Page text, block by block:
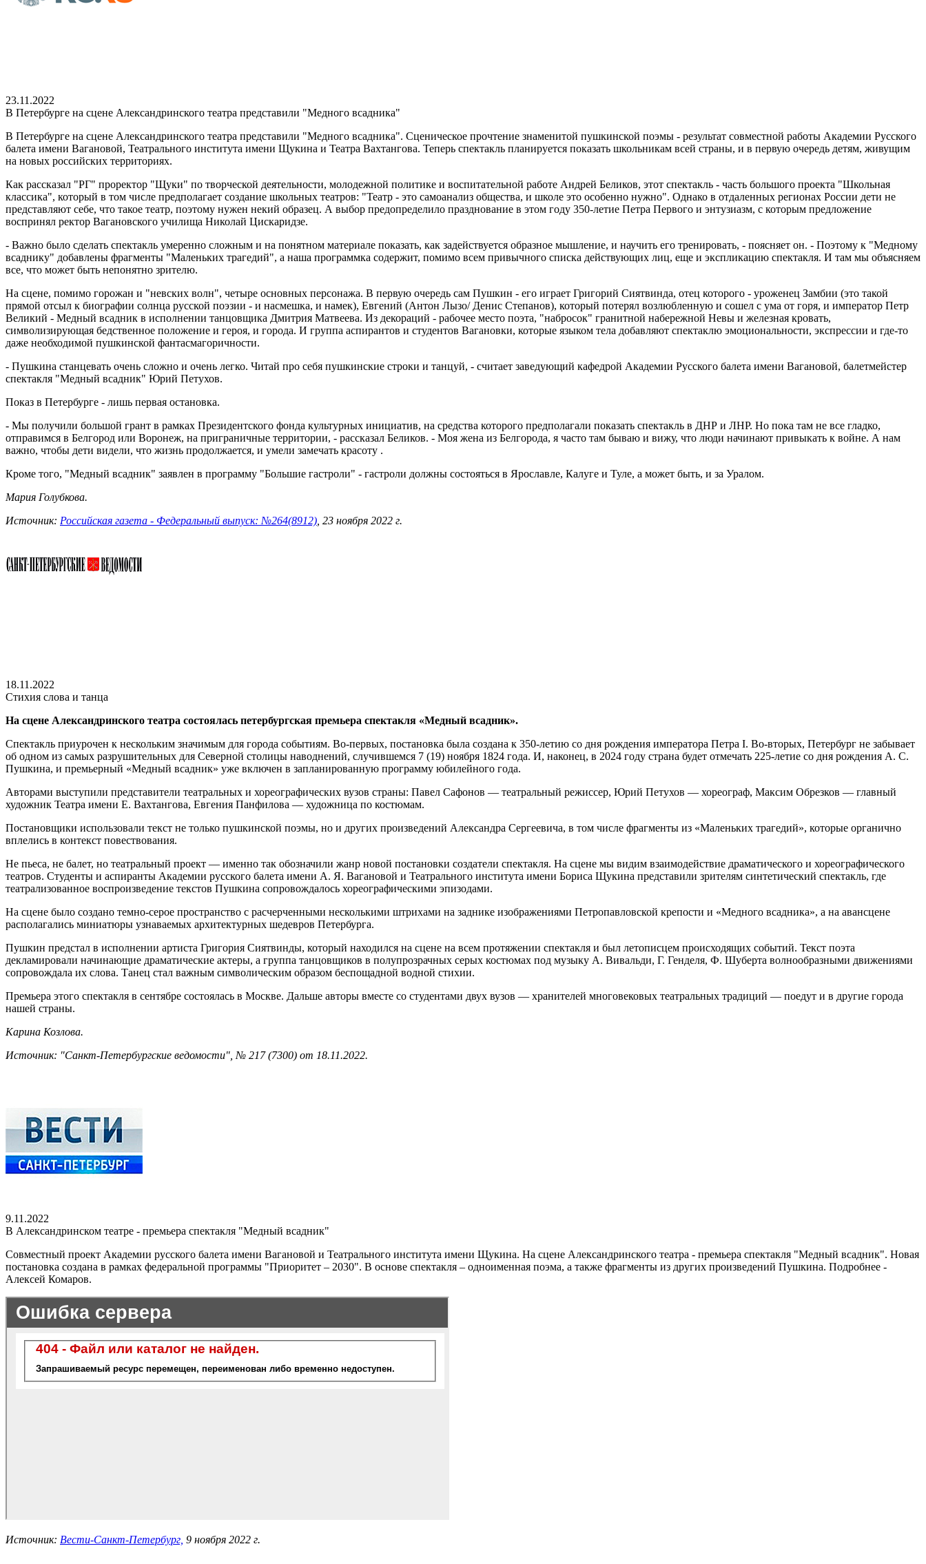
23.11.2022
В Петербурге на сцене Александринского театра представили "Медного всадника"
В Петербурге на сцене Александринского театра представили "Медного всадника". Сценическое прочтение знаменитой пушкинской поэмы - результат совместной работы Академии Русского
балета имени Вагановой, Театрального института имени Щукина и Театра Вахтангова. Теперь спектакль планируется показать школьникам всей страны, и в первую очередь детям, живущим
на новых российских территориях.
Как рассказал "РГ" проректор "Щуки" по творческой деятельности, молодежной политике и воспитательной работе Андрей Беликов, этот спектакль - часть большого проекта "Школьная
классика", который в том числе предполагает создание школьных театров: "Театр - это самоанализ общества, и школе это особенно нужно". Однако в отдаленных регионах России дети не
представляют себе, что такое театр, поэтому нужен некий образец. А выбор предопределило празднование в этом году 350-летие Петра Первого и энтузиазм, с которым предложение
воспринял ректор Вагановского училища Николай Цискаридзе.
- Важно было сделать спектакль умеренно сложным и на понятном материале показать, как задействуется образное мышление, и научить его тренировать, - поясняет он. - Поэтому к "Медному
всаднику" добавлены фрагменты "Маленьких трагедий", а наша программка содержит, помимо всем привычного списка действующих лиц, еще и экспликацию спектакля. И там мы объясняем
все, что может быть непонятно зрителю.
На сцене, помимо горожан и "невских волн", четыре основных персонажа. В первую очередь сам Пушкин - его играет Григорий Сиятвинда, отец которого - уроженец Замбии (это такой
прямой отсыл к биографии солнца русской поэзии - и насмешка, и намек), Евгений (Антон Лызо/ Денис Степанов), который потерял возлюбленную и сошел с ума от горя, и император Петр
Великий - Медный всадник в исполнении танцовщика Дмитрия Матвеева. Из декораций - рабочее место поэта, "набросок" гранитной набережной Невы и железная кровать,
символизирующая бедственное положение и героя, и города. И группа аспирантов и студентов Вагановки, которые языком тела добавляют спектаклю эмоциональности, экспрессии и где-то
даже необходимой пушкинской фантасмагоричности.
- Пушкина станцевать очень сложно и очень легко. Читай про себя пушкинские строки и танцуй, - считает заведующий кафедрой Академии Русского балета имени Вагановой, балетмейстер
спектакля "Медный всадник" Юрий Петухов.
Показ в Петербурге - лишь первая остановка.
- Мы получили большой грант в рамках Президентского фонда культурных инициатив, на средства которого предполагали показать спектакль в ДНР и ЛНР. Но пока там не все гладко,
отправимся в Белгород или Воронеж, на приграничные территории, - рассказал Беликов. - Моя жена из Белгорода, я часто там бываю и вижу, что люди начинают привыкать к войне. А нам
важно, чтобы дети видели, что жизнь продолжается, и умели замечать красоту .
Кроме того, "Медный всадник" заявлен в программу "Большие гастроли" - гастроли должны состояться в Ярославле, Калуге и Туле, а может быть, и за Уралом.
Мария Голубкова.
Источник: Российская газета - Федеральный выпуск: №264(8912) , 23 ноября 2022 г.
18.11.2022
Стихия слова и танца
На сцене Александринского театра состоялась петербургская премьера спектакля «Медный всадник».
Спектакль приурочен к нескольким значимым для города событиям. Во-первых, постановка была создана к 350‑летию со дня рождения императора Петра I. Во-вторых, Петербург не забывает
об одном из самых разрушительных для Северной столицы наводнений, случившемся 7 (19) ноября 1824 года. И, наконец, в 2024 году страна будет отмечать 225‑летие со дня рождения А. С.
Пушкина, и премьерный «Медный всадник» уже включен в запланированную программу юбилейного года.
Авторами выступили представители театральных и хореографических вузов страны: Павел Сафонов — театральный режиссер, Юрий Петухов — хореограф, Максим Обрезков — главный
художник Театра имени Е. Вахтангова, Евгения Панфилова — художница по костюмам.
Постановщики использовали текст не только пушкинской ­поэмы, но и других произведений ­Александра Сергеевича, в том числе фрагменты из «Маленьких трагедий», которые органично
вплелись в контекст повествования.
Не пьеса, не балет, но театральный проект — именно так обозначили жанр новой постановки создатели спектакля. На сцене мы видим взаимодействие драматического и хореографического
театров. Студенты и аспиранты Академии русского балета имени А. Я. Вагановой и ­Театрального института имени Бориса Щукина представили зрителям синтетический спектакль, где
театрализованное воспроизведение текстов Пушкина сопровождалось хореографическими эпизодами.
На сцене было создано темно-серое пространство с расчерченными несколькими штрихами на заднике изображениями Петропавловской крепости и «Медного всадника», а на авансцене
располагались миниатюры узнаваемых архитектурных шедевров Петербурга.
Пушкин предстал в исполнении артиста Григория Сиятвинды, который находился на сцене на всем протяжении спектакля и был летописцем происходящих событий. Текст поэта
декламировали начинающие драматические актеры, а группа танцовщиков в полупрозрачных серых костюмах под музыку А. Вивальди, Г. Генделя, Ф. Шуберта волнообразными движениями
сопровождала их слова. Танец стал важным символическим образом беспощадной водной стихии.
Премьера этого спектакля в сентябре состоялась в Москве. Дальше авторы вместе со студентами двух вузов — хранителей многовековых театральных традиций — поедут и в другие города
нашей страны.
Карина Козлова.
Источник: "Санкт-Петербургские ведомости", № 217 (7300) от 18.11.2022.
9.11.2022
В Александринском театре - премьера спектакля "Медный всадник"
Совместный проект Академии русского балета имени Вагановой и Театрального института имени Щукина. На сцене Александринского театра - премьера спектакля "Медный всадник". Новая
постановка создана в рамках федеральной программы "Приоритет – 2030". В основе спектакля – одноименная поэма, а также фрагменты из других произведений Пушкина. Подробнее -
Алексей Комаров.
Источник: Вести-Санкт-Петербург, 9 ноября 2022 г.